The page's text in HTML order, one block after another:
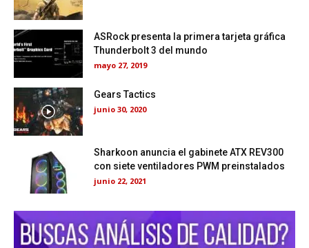
ASRock presenta la primera tarjeta gráfica
Thunderbolt 3 del mundo
mayo 27, 2019
Gears Tactics
junio 30, 2020
Sharkoon anuncia el gabinete ATX REV300
con siete ventiladores PWM preinstalados
junio 22, 2021